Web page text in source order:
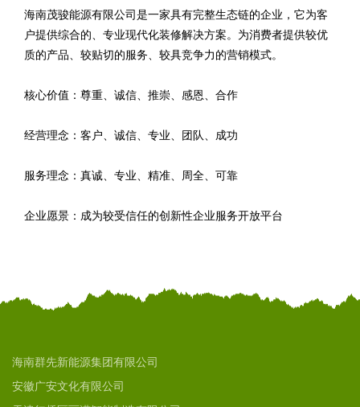
海南茂骏能源有限公司是一家具有完整生态链的企业，它为客
户提供综合的、专业现代化装修解决方案。为消费者提供较优
质的产品、较贴切的服务、较具竞争力的营销模式。
核心价值：尊重、诚信、推崇、感恩、合作
经营理念：客户、诚信、专业、团队、成功
服务理念：真诚、专业、精准、周全、可靠
企业愿景：成为较受信任的创新性企业服务开放平台
海南群先新能源集团有限公司
安徽广安文化有限公司